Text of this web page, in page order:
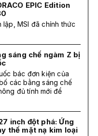
EPIC Edition
lập, MSI đã chính thức
sáng chế ngàm Z bị
bác đơn kiện của
các bằng sáng chế
đủ tính mới để
inch đột phá: Ứng
thế mặt nạ kim loại